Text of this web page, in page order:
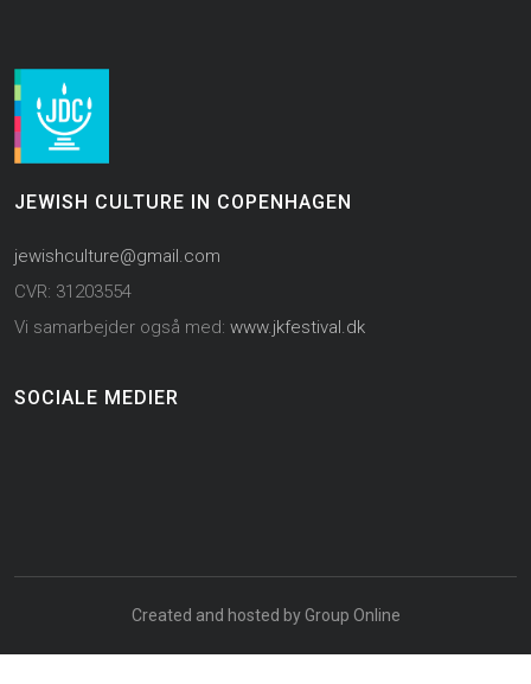
JEWISH CULTURE IN COPENHAGEN
jewishculture@gmail.com
CVR: 31203554
Vi samarbejder også med: www.jkfestival.dk
SOCIALE MEDIER
Created and hosted by Group Online